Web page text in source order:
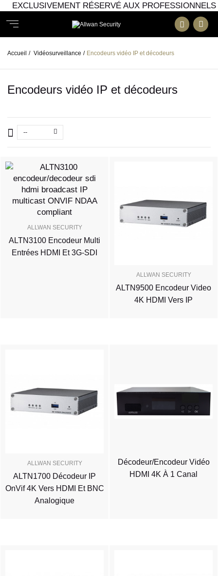
EXCLUSIVEMENT RÉSERVÉ AUX PROFESSIONNELS
Accueil / Vidéosurveillance / Encodeurs vidéo IP et décodeurs
Encodeurs vidéo IP et décodeurs
--
ALLWAN SECURITY
ALTN3100 Encodeur Multi
Entrées HDMI Et 3G-SDI
ALLWAN SECURITY
ALTN9500 Encodeur Video
4K HDMI Vers IP
ALLWAN SECURITY
ALTN1700 Décodeur IP
OnVif 4K Vers HDMI Et BNC
Analogique
Décodeur/Encodeur Vidéo
HDMI 4K À 1 Canal